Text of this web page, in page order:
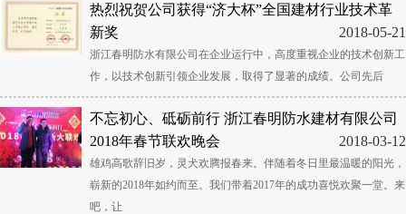
热烈祝贺公司获得“济大杯”全国建材行业技术革
新奖
2018-05-21
浙江春明防水有限公司在企业运行中，高度重视企业的技术创新工
作，以技术创新引领企业发展，取得了显著的成绩。公司先后
不忘初心、砥砺前行 浙江春明防水建材有限公司
2018年春节联欢晚会
2018-03-12
雄鸡高歌辞旧岁，灵犬欢腾报春来。伴随着冬日里最温暖的阳光，
崭新的2018年如约而至。我们带着2017年的成功喜悦欢聚一堂。来
吧，让